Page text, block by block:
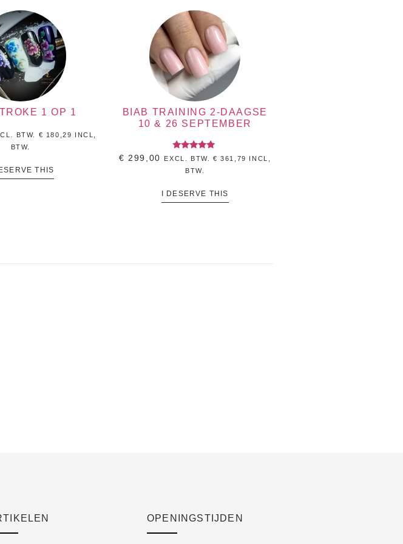
1 OP 1
BTW. € 180,29 INCL,
BTW.
THIS
BIAB TRAINING 2-DAAGSE
10 & 26 SEPTEMBER
Gewaardeerd
uit 5
€ 299,00 EXCL. BTW.€ 361,79
INCL,
BTW.
I DESERVE THIS
OPENINGSTIJDEN